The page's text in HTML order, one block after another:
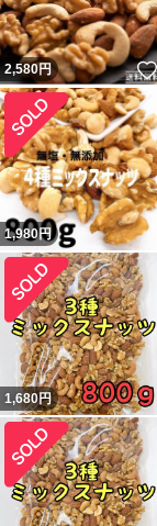
2,580円
1,980円
1,680円